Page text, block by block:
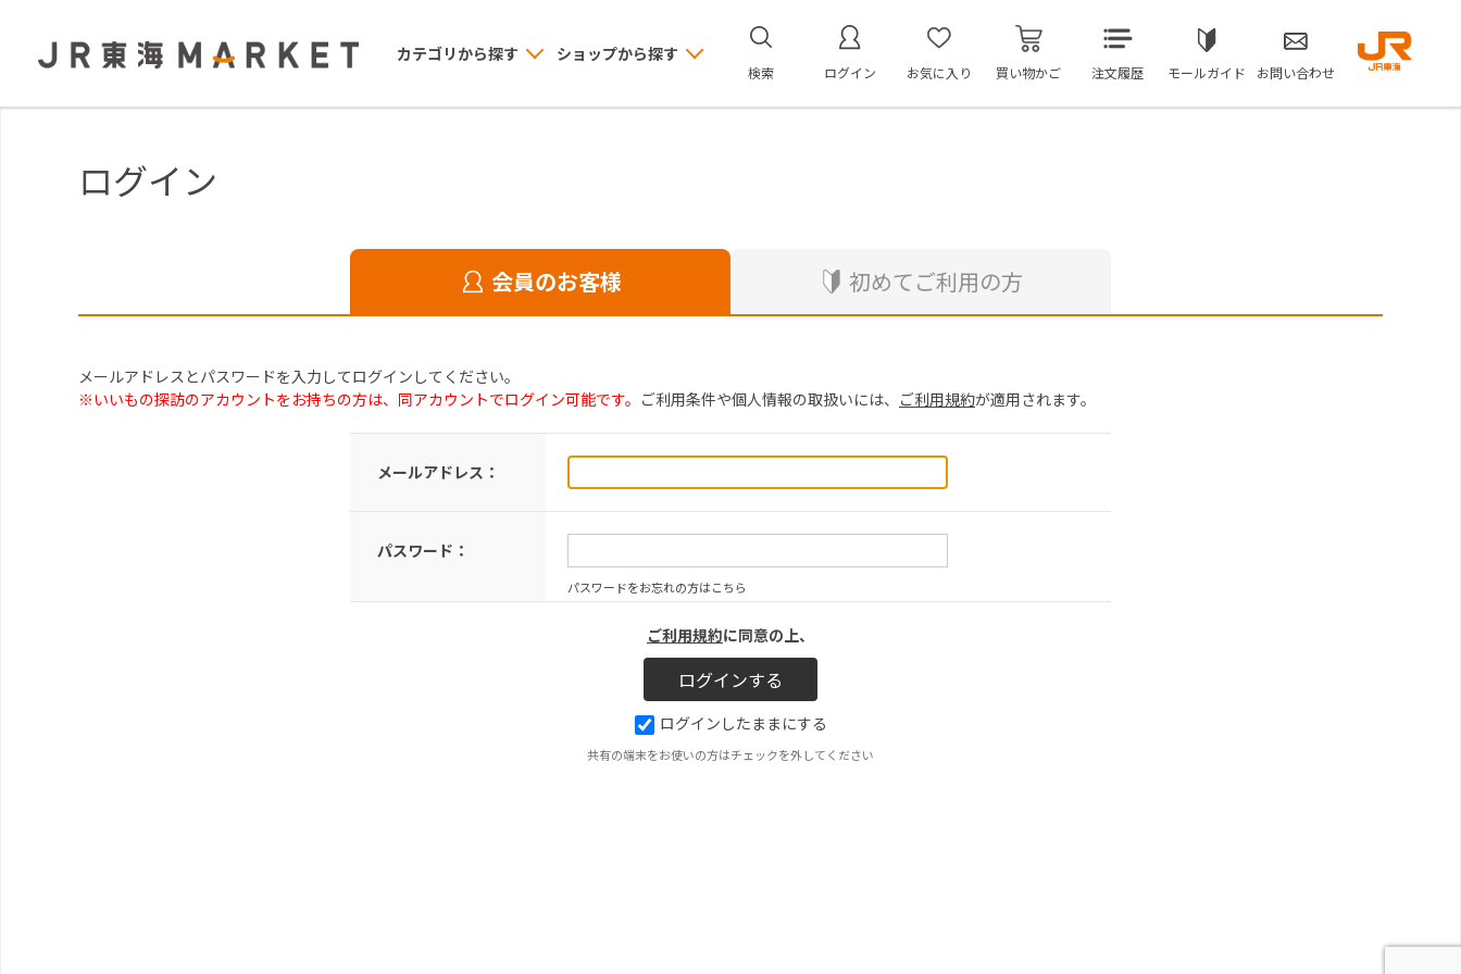
カテゴリから探す ショップから探す
検索 ログイン お気に入り 買い物かご 注文履歴 モールガイド お問い合わせ
ログイン
会員のお客様 初めてご利用の方
メールアドレスとパスワードを入力してログインしてください。
※いいもの探訪のアカウントをお持ちの方は、同アカウントでログイン可能です。 ご利用条件や個人情報の取扱いには、 ご利用規約が適用されます。
メールアドレス：
パスワード：
パスワードをお忘れの方はこちら
ご利用規約に同意の上、
ログインしたままにする
共有の端末をお使いの方はチェックを外してください